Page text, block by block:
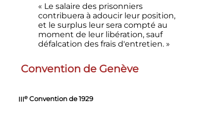
« Le salaire des prisonniers
contribuera à adoucir leur position,
et le surplus leur sera compté au
moment de leur libération, sauf
défalcation des frais d'entretien. »
Convention de Genève
IIIeConvention de 1929